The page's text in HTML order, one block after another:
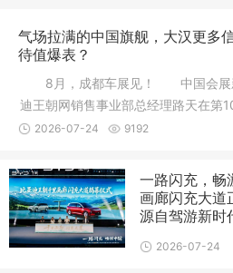
气场拉满的中国旗舰，大汉更多
待值爆表？
8月，成都车展见！ 中国会展新
迪王朝网销售事业部总经理路天在第
画廊闪充
2026-07-24 9192
一路闪充，畅
画廊闪充大道
源自驾游新时
2026-07-24